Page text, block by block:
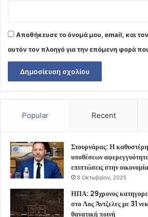
Αποθήκευσε το όνομά μου, email, και
αυτόν τον πλοηγό για την επόμενη φορά
Popular Recent
Στουρνάρας: Η
υποθέσεων
επιπτώσεις στην οικονομία
8 Οκτωβρίου, 2025
ΗΠΑ: 29χρονος
στο Λος Άντζελες με 31
θανατική ποινή